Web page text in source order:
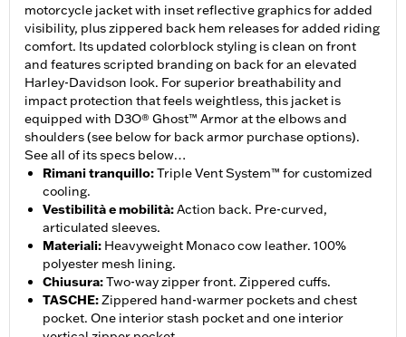
motorcycle jacket with inset reflective graphics for added
visibility, plus zippered back hem releases for added riding
comfort. Its updated colorblock styling is clean on front
and features scripted branding on back for an elevated
Harley-Davidson look. For superior breathability and
impact protection that feels weightless, this jacket is
equipped with D3O® Ghost™ Armor at the elbows and
shoulders (see below for back armor purchase options).
See all of its specs below…
Rimani tranquillo:Triple Vent System™ for customized
cooling.
Vestibilità e mobilità:Action back. Pre-curved,
articulated sleeves.
Materiali: Heavyweight Monaco cow leather. 100%
polyester mesh lining.
Chiusura:Two-way zipper front. Zippered cuffs.
TASCHE:Zippered hand-warmer pockets and chest
pocket. One interior stash pocket and one interior